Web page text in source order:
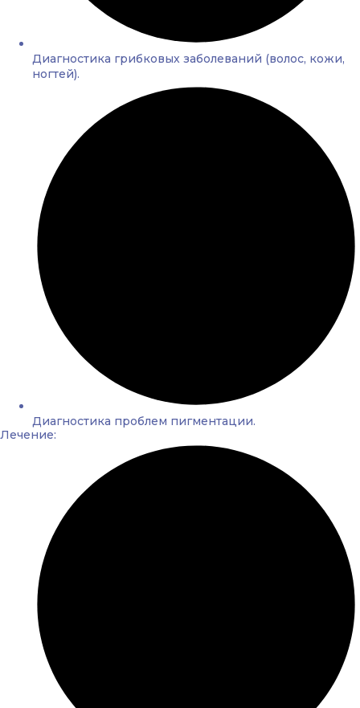
Диагностика грибковых заболеваний (волос, кожи,
ногтей).
Диагностика проблем пигментации.
Лечение: